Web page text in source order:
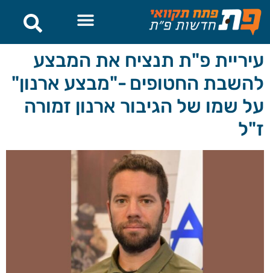
לתוכן
עיריית פ"ת תנציח את המבצע
להשבת החטופים -"מבצע ארנון"
על שמו של הגיבור ארנון זמורה
ז"ל